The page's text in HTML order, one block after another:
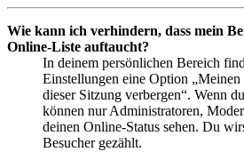
Wie kann ich verhindern, dass mein
Online-Liste auftaucht?
In deinem persönlichen Bereich
Einstellungen eine Option
dieser Sitzung verbergen“. Wenn
können nur Administratoren,
deinen Online-Status sehen. Du
Besucher gezählt.